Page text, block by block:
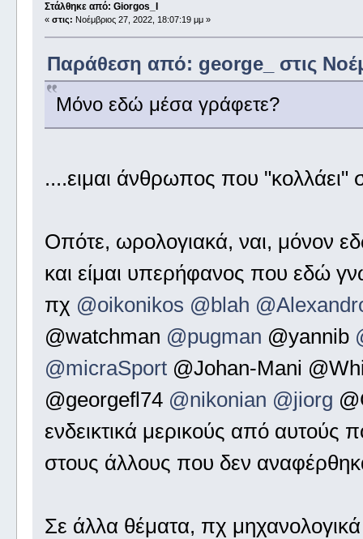
Στάλθηκε από: Giorgos_I
« στις: Νοέμβριος 27, 2022, 18:07:19 μμ »
Παράθεση από: george_ στις
Μόνο εδώ μέσα γράφετε?
....ειμαι άνθρωπος που "κολλάει"
Οπότε, ωρολογιακά, ναι, μόνον
και είμαι υπερήφανος που εδώ
πχ @oikonikos @blah
@watchman @pugman @yannib
@micraSport@Johan-Mani
@georgefl74 @nikonian @jiorg
ενδεικτικά μερικούς από
στους άλλους που δεν
Σε άλλα θέματα, πχ